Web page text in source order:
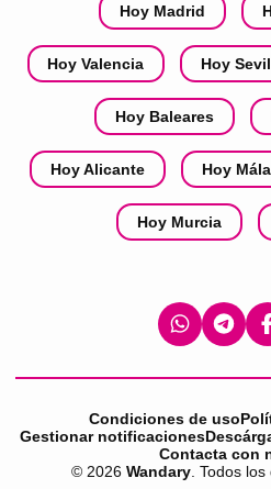
Hoy Madrid
Hoy Valencia Hoy
Hoy Baleares
Hoy Alicante Hoy
Hoy Murcia
Condiciones de uso
Gestionar notificaciones
Contacta con
© 2026 Wandary. Todos los